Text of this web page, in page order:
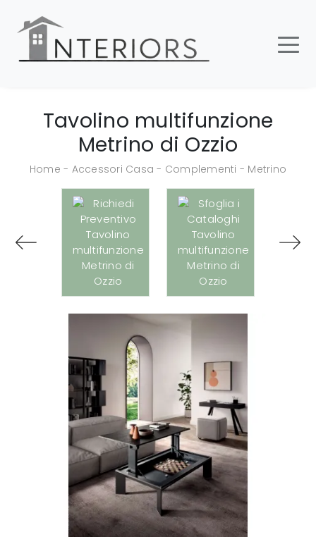
Tavolino multifunzione
Metrino di Ozzio
Home - Accessori Casa - Complementi - Metrino